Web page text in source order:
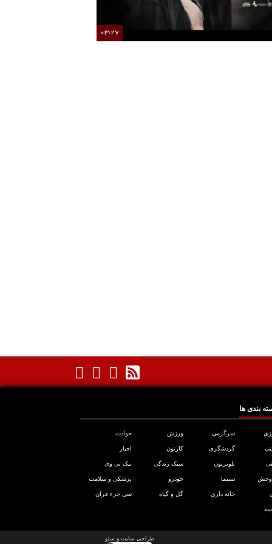
03:27
بندی ها
سرگرمی ورزش حوادث
گردشگری کارتون اخبار
تلویزیون سبک زندگی نیک تی وی
وحش سینما خودرو پزشکی و سلامت
خانه داری گل و گیاه سی جزء قرآن
طراحی سایت و سئو